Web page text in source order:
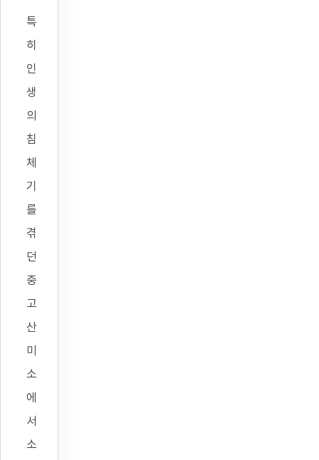
특
히
인
생
의
침
체
기
를
겪
던
중
고
산
미
소
에
서
소